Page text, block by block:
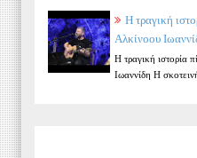
Η τραγική
Αλκίνοου
Η τραγική ιστορία
Ιωαννίδη Η